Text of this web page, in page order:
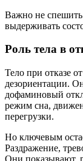
Важно не
выдерживать
Роль тела в
Тело при отказе
дезориентации.
дофаминовый
режим сна,
перегрузки.
Но ключевым
Раздражение,